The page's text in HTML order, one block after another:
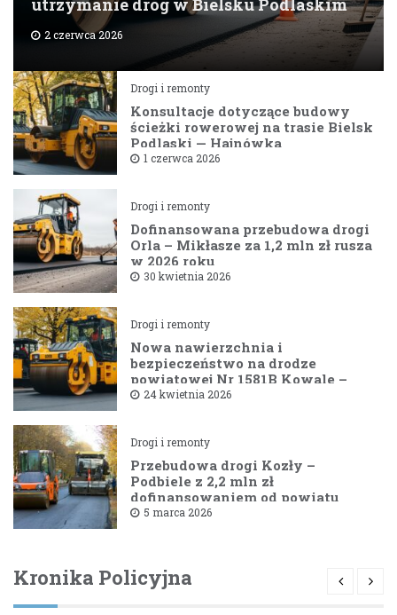
utrzymanie dróg w Bielsku Podlaskim
2 czerwca 2026
Drogi i remonty
Konsultacje dotyczące budowy
ścieżki rowerowej na trasie Bielsk
Podlaski — Hajnówka
1 czerwca 2026
Drogi i remonty
Dofinansowana przebudowa drogi
Orla – Mikłasze za 1,2 mln zł rusza
w 2026 roku
30 kwietnia 2026
Drogi i remonty
Nowa nawierzchnia i
bezpieczeństwo na drodze
powiatowej Nr 1581B Kowale –
Filipy
24 kwietnia 2026
Drogi i remonty
Przebudowa drogi Kozły –
Podbiele z 2,2 mln zł
dofinansowaniem od powiatu
bielskiego
5 marca 2026
Kronika Policyjna